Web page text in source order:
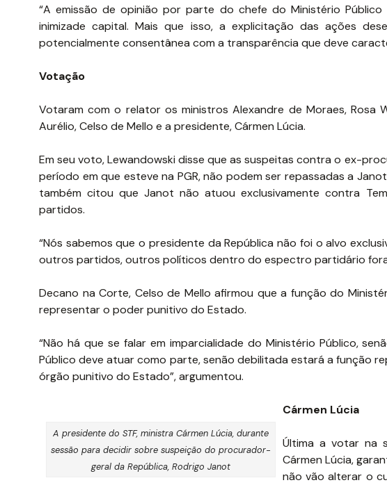
“A emissão de opinião por parte do chefe do Ministério
inimizade capital. Mais que isso, a explicitação das ações
potencialmente consentânea com a transparência que deve
Votação
Votaram com o relator os ministros Alexandre de Moraes, Rosa
Aurélio, Celso de Mello e a presidente, Cármen Lúcia.
Em seu voto, Lewandowski disse que as suspeitas contra o ex-
período em que esteve na PGR, não podem ser repassadas a
também citou que Janot não atuou exclusivamente contra
partidos.
“Nós sabemos que o presidente da República não foi o alvo
outros partidos, outros políticos dentro do espectro partidário
Decano na Corte, Celso de Mello afirmou que a função do
representar o poder punitivo do Estado.
“Não há que se falar em imparcialidade do Ministério Público,
Público deve atuar como parte, senão debilitada estará a função
órgão punitivo do Estado”, argumentou.
A presidente do STF, ministra Cármen Lúcia, durante
sessão para decidir sobre suspeição do procurador-
geral da República, Rodrigo Janot
Cármen Lúcia
Última a votar na
Cármen Lúcia,
não vão alterar o